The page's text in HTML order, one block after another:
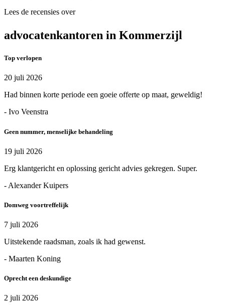
Lees de recensies over
advocatenkantoren in Kommerzijl
Top verlopen
20 juli 2026
Had binnen korte periode een goeie offerte op maat, geweldig!
- Ivo Veenstra
Geen nummer, menselijke behandeling
19 juli 2026
Erg klantgericht en oplossing gericht advies gekregen. Super.
- Alexander Kuipers
Domweg voortreffelijk
7 juli 2026
Uitstekende raadsman, zoals ik had gewenst.
- Maarten Koning
Oprecht een deskundige
2 juli 2026